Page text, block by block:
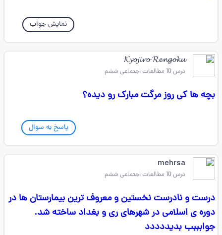
نمایش جواب
𝓚𝔂𝓸𝓳𝓲𝓻𝓸 𝓡𝓮𝓷𝓰𝓸𝓴𝓾
درس 10 مطالعات اجتماعی ششم
بچه ها کی روز مرگت مبارک رو دیده؟
پاسخ به سوال
mehrsa
درس 10 مطالعات اجتماعی ششم
درست و نادرست نخستین و معروف ترین بیمارستان ها در
دوره ی اسلامی در شهرهای ری و بغداد ساخته شد.
جوابببب بدیددددد